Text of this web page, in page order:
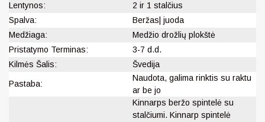
Lentynos:
2 ir 1 stalčius
Spalva:
Beržas| juoda
Medžiaga:
Medžio drožlių plokštė
Pristatymo Terminas:
3-7 d.d.
Kilmės Šalis:
Švedija
Pastaba:
Naudota, galima rinktis su raktu
ar be jo
Kinnarps beržo spintelė su
stalčiumi. Kinnarp spintelė